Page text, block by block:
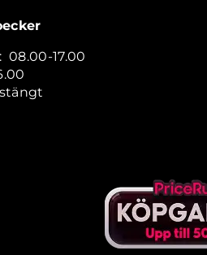
08.00-17.00